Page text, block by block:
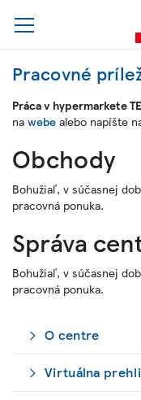
O centre
Virtuálna
Pracovné
Práca v hypermarkete
na webe alebo napíšte
Obchody
Bohužiaľ, v súčasnej
pracovná ponuka.
Správa
Bohužiaľ, v súčasnej
pracovná ponuka.